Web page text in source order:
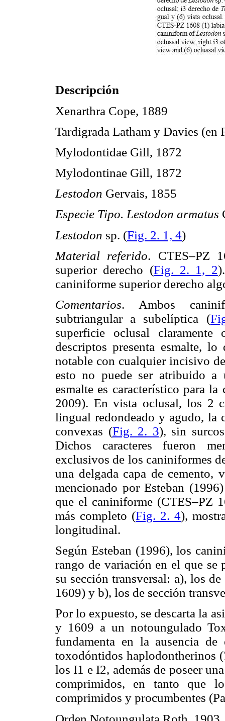
Descripción
Xenarthra Cope, 1889
Tardigrada Latham y Davies (en
Mylodontidae Gill, 1872
Mylodontinae Gill, 1872
Lestodon Gervais, 1855
Especie Tipo. Lestodon armatus
Lestodon sp. (Fig. 2. 1, 4)
Material referido. CTES–PZ
superior derecho (Fig. 2. 1, 2
caniniforme superior derecho
Comentarios. Ambos
subtriangular a subelíptica (
superficie oclusal
descriptos presenta esmalte,
notable con cualquier incisivo
esto no puede ser atribuido a
esmalte es característico para
2009). En vista oclusal, los 2
lingual redondeado y agudo, la
convexas (Fig. 2. 3), sin
Dichos caracteres fueron
exclusivos de los caniniformes
una delgada capa de
mencionado por Esteban
que el caniniforme (CTES–PZ
más completo (Fig. 2. 4),
longitudinal.
Según Esteban (1996), los
rango de variación en el que se
su sección transversal: a), los
1609) y b), los de sección
Por lo expuesto, se descarta la
y 1609 a un notoungulado
fundamenta en la ausencia
toxodóntidos haplodontherinos (
los I1 e I2, además de poseer
comprimidos, en tanto que
comprimidos y procumbentes